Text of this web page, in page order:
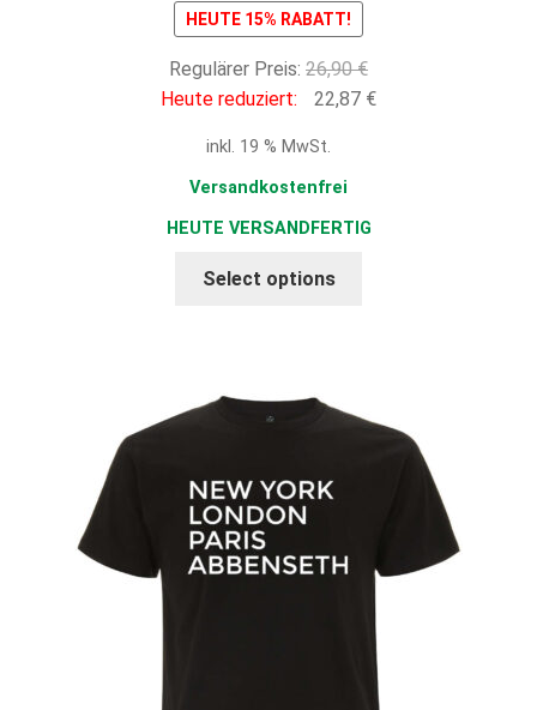
HEUTE 15% RABATT!
Regulärer Preis: 26,90€Ursprünglicher
Preis
Heute reduziert: 22,87 €Aktueller
inkl. 19 % MwSt.
Versandkostenfrei
HEUTE VERSANDFERTIG
Select options